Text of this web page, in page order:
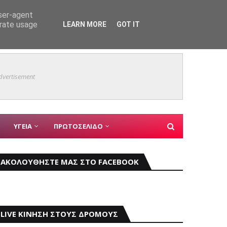
ΥΓΕΙΑ ΠΡΩΤΟΣΕΛΙΔΟ
ΑΚΟΛΟΥΘΗΣΤΕ ΜΑΣ ΣΤΟ FACEBOOK
LIVE ΚΙΝΗΣΗ ΣΤΟΥΣ ΔΡΟΜΟΥΣ
agent
usage
LEARN MORE GOT IT